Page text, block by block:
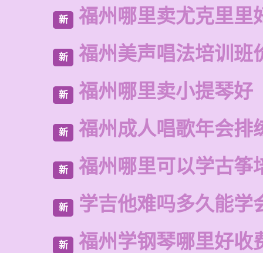
新 福州哪里卖尤克里里
新 福州美声唱法培训班
新 福州哪里卖小提琴好
新 福州成人唱歌年会排
新 福州哪里可以学古筝
新 学吉他难吗多久能学
新 福州学钢琴哪里好收